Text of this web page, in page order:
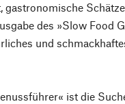
gastronomische
des »Slow Food
und
ist die